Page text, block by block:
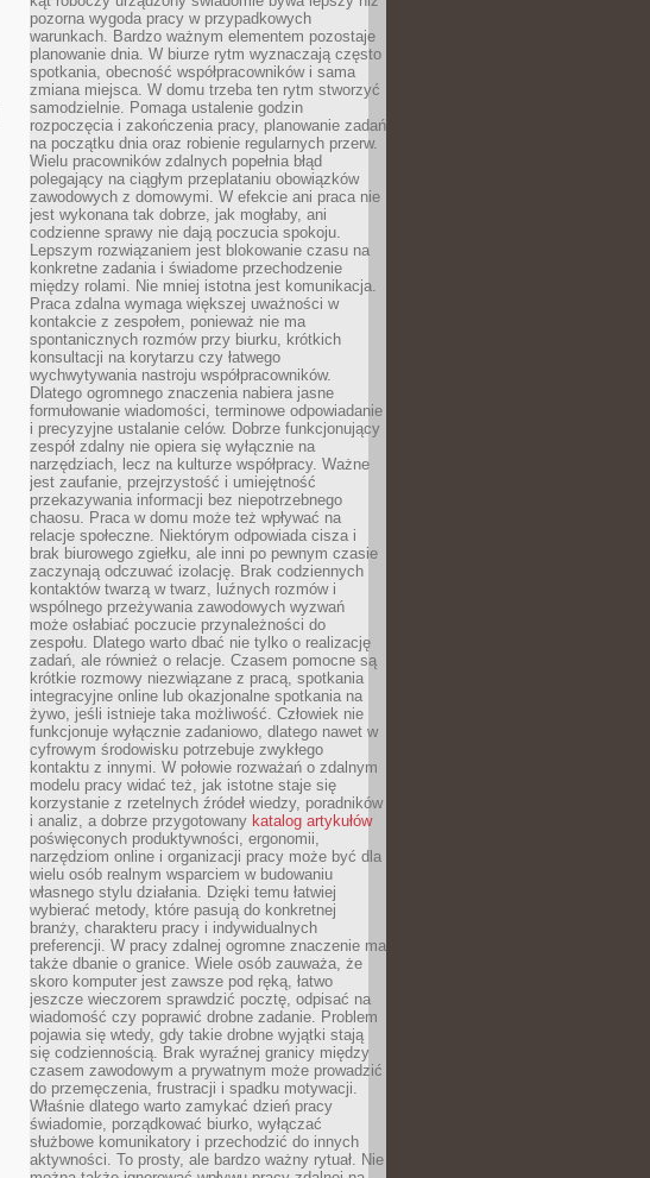
pozorna wygoda pracy w przypadkowych
warunkach. Bardzo ważnym elementem pozostaje
planowanie dnia. W biurze rytm wyznaczają często
spotkania, obecność współpracowników i sama
zmiana miejsca. W domu trzeba ten rytm stworzyć
samodzielnie. Pomaga ustalenie godzin
rozpoczęcia i zakończenia pracy, planowanie zadań
na początku dnia oraz robienie regularnych przerw.
Wielu pracowników zdalnych popełnia błąd
polegający na ciągłym przeplataniu obowiązków
zawodowych z domowymi. W efekcie ani praca nie
jest wykonana tak dobrze, jak mogłaby, ani
codzienne sprawy nie dają poczucia spokoju.
Lepszym rozwiązaniem jest blokowanie czasu na
konkretne zadania i świadome przechodzenie
między rolami. Nie mniej istotna jest komunikacja.
Praca zdalna wymaga większej uważności w
kontakcie z zespołem, ponieważ nie ma
spontanicznych rozmów przy biurku, krótkich
konsultacji na korytarzu czy łatwego
wychwytywania nastroju współpracowników.
Dlatego ogromnego znaczenia nabiera jasne
formułowanie wiadomości, terminowe odpowiadanie
i precyzyjne ustalanie celów. Dobrze funkcjonujący
zespół zdalny nie opiera się wyłącznie na
narzędziach, lecz na kulturze współpracy. Ważne
jest zaufanie, przejrzystość i umiejętność
przekazywania informacji bez niepotrzebnego
chaosu. Praca w domu może też wpływać na
relacje społeczne. Niektórym odpowiada cisza i
brak biurowego zgiełku, ale inni po pewnym czasie
zaczynają odczuwać izolację. Brak codziennych
kontaktów twarzą w twarz, luźnych rozmów i
wspólnego przeżywania zawodowych wyzwań
może osłabiać poczucie przynależności do
zespołu. Dlatego warto dbać nie tylko o realizację
zadań, ale również o relacje. Czasem pomocne są
krótkie rozmowy niezwiązane z pracą, spotkania
integracyjne online lub okazjonalne spotkania na
żywo, jeśli istnieje taka możliwość. Człowiek nie
funkcjonuje wyłącznie zadaniowo, dlatego nawet w
cyfrowym środowisku potrzebuje zwykłego
kontaktu z innymi. W połowie rozważań o zdalnym
modelu pracy widać też, jak istotne staje się
korzystanie z rzetelnych źródeł wiedzy, poradników
i analiz, a dobrze przygotowany katalog artykułów
poświęconych produktywności, ergonomii,
narzędziom online i organizacji pracy może być dla
wielu osób realnym wsparciem w budowaniu
własnego stylu działania. Dzięki temu łatwiej
wybierać metody, które pasują do konkretnej
branży, charakteru pracy i indywidualnych
preferencji. W pracy zdalnej ogromne znaczenie ma
także dbanie o granice. Wiele osób zauważa, że
skoro komputer jest zawsze pod ręką, łatwo
jeszcze wieczorem sprawdzić pocztę, odpisać na
wiadomość czy poprawić drobne zadanie. Problem
pojawia się wtedy, gdy takie drobne wyjątki stają
się codziennością. Brak wyraźnej granicy między
czasem zawodowym a prywatnym może prowadzić
do przemęczenia, frustracji i spadku motywacji.
Właśnie dlatego warto zamykać dzień pracy
świadomie, porządkować biurko, wyłączać
służbowe komunikatory i przechodzić do innych
aktywności. To prosty, ale bardzo ważny rytuał. Nie